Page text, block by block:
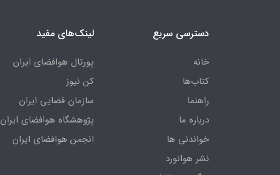
دسترسی سریع
خانه
کتاب‌ها
راهنما
درباره ما
خواندنی ها
نشر هوانورد
لینک‌های مفید
پورتال هوافضای ایران
کن نیوز
سازمان فضایی ایران
پژوهشگاه هوافضای ایران
انجمن هوافضای ایران